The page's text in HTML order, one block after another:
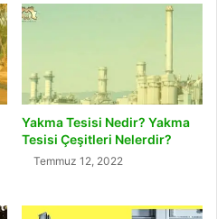
Yakma Tesisi Nedir? Yakma
Tesisi Çeşitleri Nelerdir?
Temmuz 12, 2022